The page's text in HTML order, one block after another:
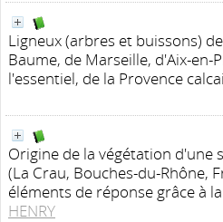
Ligneux (arbres et buissons)
Baume, de Marseille, d'Aix-en-
l'essentiel, de la Provence
Origine de la végétation d'une
(La Crau, Bouches-du-Rhône,
éléments de réponse grâce à
HENRY